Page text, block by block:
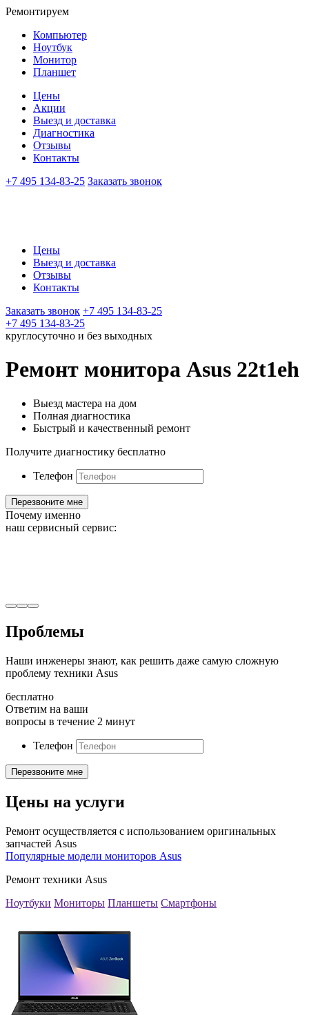
Ремонтируем
Компьютер
Ноутбук
Монитор
Планшет
Цены
Акции
Выезд и доставка
Диагностика
Отзывы
Контакты
+7 495 134-83-25 Заказать звонок
Цены
Выезд и доставка
Отзывы
Контакты
Заказать звонок +7 495 134-83-25
+7 495 134-83-25
круглосуточно и без выходных
Ремонт монитора Asus 22t1eh
Выезд мастера на дом
Полная диагностика
Быстрый и качественный ремонт
Получите диагностику бесплатно
Телефон
Почему именно
наш сервисный сервис:
Проблемы
Наши инженеры знают, как решить даже самую сложную
проблему техники Asus
бесплатно
Ответим на ваши
вопросы в течение 2 минут
Телефон
Цены на услуги
Ремонт осуществляется с использованием оригинальных
запчастей Asus
Популярные модели мониторов Asus
Ремонт техники Asus
Ноутбуки Мониторы Планшеты Смартфоны